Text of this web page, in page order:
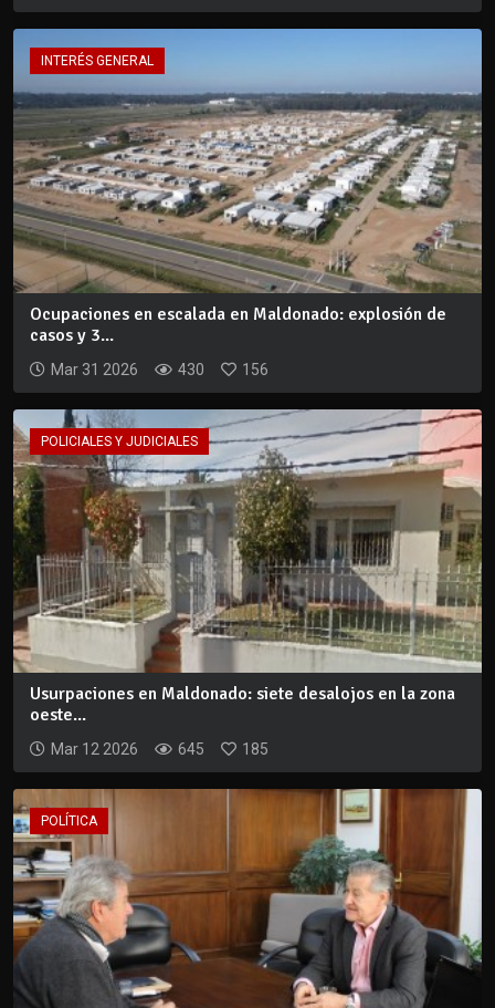
INTERÉS GENERAL
Ocupaciones en escalada en Maldonado: explosión de
casos y 3...
Mar 31 2026 430 156
POLICIALES Y JUDICIALES
Usurpaciones en Maldonado: siete desalojos en la zona
oeste...
Mar 12 2026 645 185
POLÍTICA